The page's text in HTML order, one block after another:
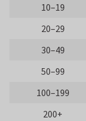
10–19
20–29
30–49
50–99
100–199
200+